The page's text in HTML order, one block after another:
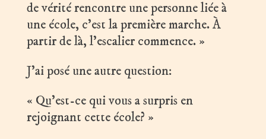
de vérité rencontre une personne liée à
une école, c’est la première marche. À
partir de là, l’escalier commence. »
J’ai posé une autre question:
« Qu’est-ce qui vous a surpris en
rejoignant cette école? »